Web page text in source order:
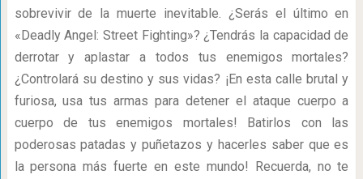
sobrevivir de la muerte inevitable. ¿Serás el último en
«Deadly Angel: Street Fighting»? ¿Tendrás la capacidad de
derrotar y aplastar a todos tus enemigos mortales?
¿Controlará su destino y sus vidas? ¡En esta calle brutal y
furiosa, usa tus armas para detener el ataque cuerpo a
cuerpo de tus enemigos mortales! Batirlos con las
poderosas patadas y puñetazos y hacerles saber que es
la persona más fuerte en este mundo! Recuerda, no te